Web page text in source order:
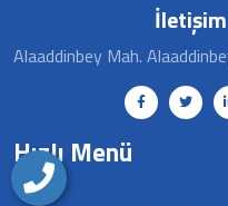
Alaaddinbey Mah.
Hızlı Menü